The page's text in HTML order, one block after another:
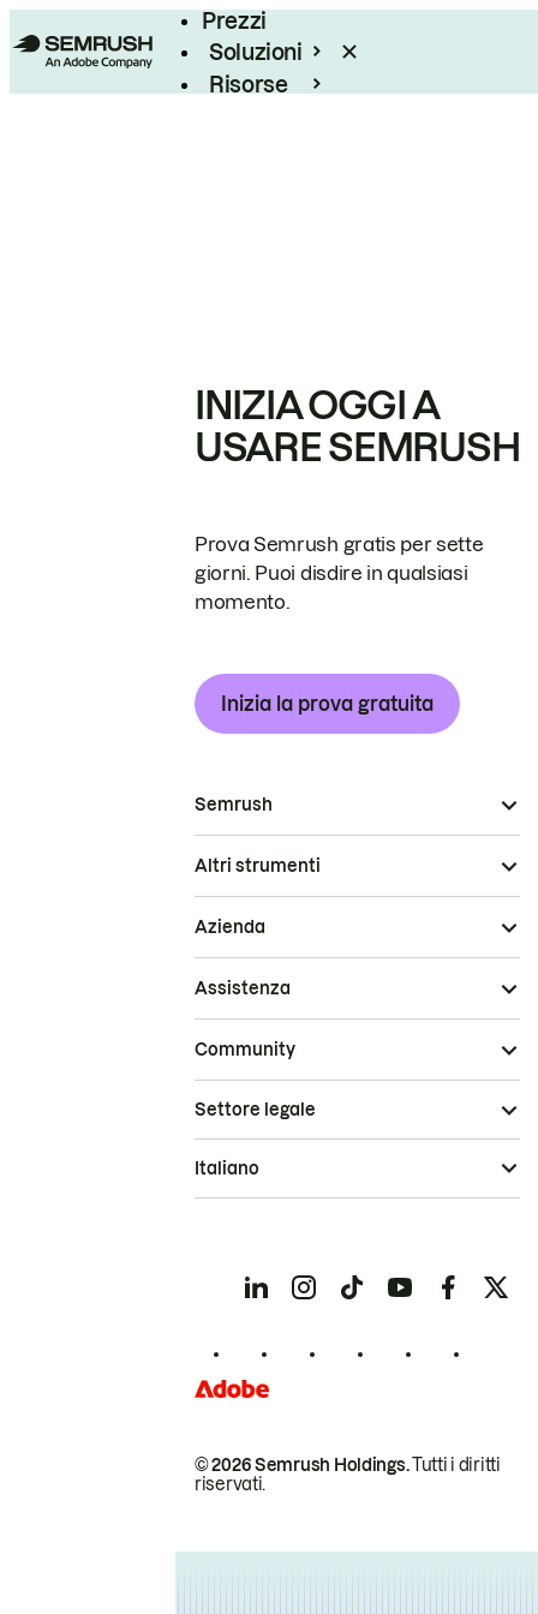
Prezzi
Soluzioni
Risorse
INIZIA OGGI A
USARE SEMRUSH
Prova Semrush gratis per sette
giorni. Puoi disdire in qualsiasi
momento.
Inizia la prova gratuita
Semrush
Altri strumenti
Azienda
Assistenza
Community
© 2026 Semrush Holdings.Tutti i diritti
riservati.
Settore legale
Italiano